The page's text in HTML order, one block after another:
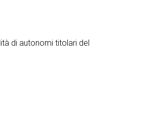
di autonomi titolari del